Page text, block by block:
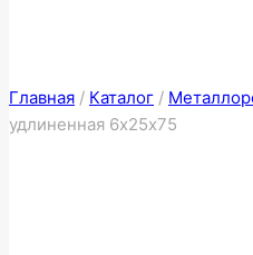
Главная / Каталог /
удлиненная 6х25х75